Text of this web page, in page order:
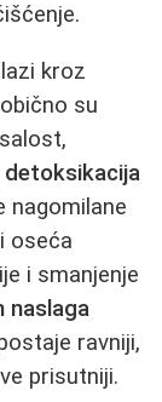
kroz
su
detoksikacija
nagomilane
oseća
i smanjenje
naslaga
ravniji,
prisutniji.